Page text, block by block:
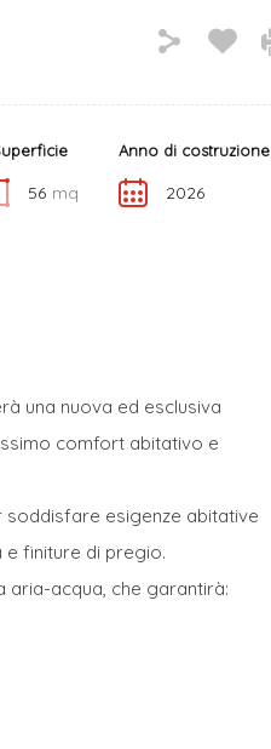
56 mq
Anno di costruzione
2026
una nuova ed esclusiva
comfort abitativo e
soddisfare esigenze abitative
finiture di pregio.
acqua, che garantirà: